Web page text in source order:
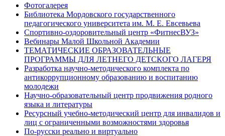
Фотогалерея
Библиотека Мордовского государственного
педагогического университета им. М. Е. Евсевьева
Спортивно-оздоровительный центр «ФитнесВУЗ»
Вебинары Малой Школьной Академии
ТЕМАТИЧЕСКИЕ ОБРАЗОВАТЕЛЬНЫЕ
ПРОГРАММЫ ДЛЯ ЛЕТНЕГО ДЕТСКОГО ЛАГЕРЯ
Разработка научно-методического комплекта по
антикоррупционному образованию и воспитанию
молодежи
Научно-образовательный центр продвижения родного
языка и литературы
Ресурсный учебно-методический центр для инвалидов и
лиц с ограниченными возможностями здоровья
По-русски реально и виртуально